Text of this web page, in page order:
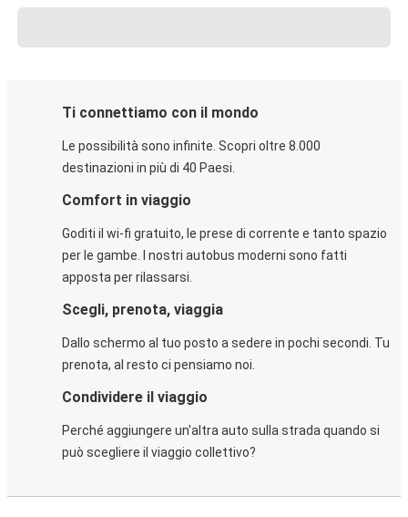
Ti connettiamo con il mondo
Le possibilità sono infinite. Scopri oltre 8.000
destinazioni in più di 40 Paesi.
Comfort in viaggio
Goditi il wi-fi gratuito, le prese di corrente e tanto spazio
per le gambe. I nostri autobus moderni sono fatti
apposta per rilassarsi.
Scegli, prenota, viaggia
Dallo schermo al tuo posto a sedere in pochi secondi. Tu
prenota, al resto ci pensiamo noi.
Condividere il viaggio
Perché aggiungere un'altra auto sulla strada quando si
può scegliere il viaggio collettivo?